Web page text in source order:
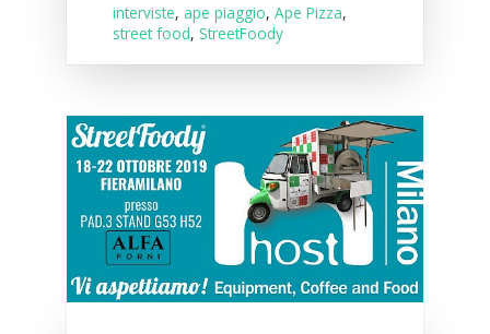
interviste, ape piaggio,Ape Pizza,
street food,StreetFoody